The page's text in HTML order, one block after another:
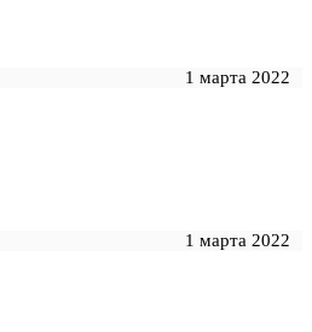
1 марта 2022
1 марта 2022